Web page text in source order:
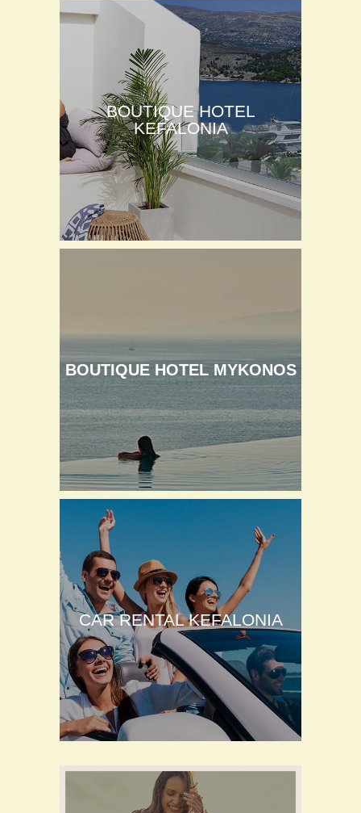
BOUTIQUE HOTEL
KEFALONIA
BOUTIQUE HOTEL MYKONOS
CAR RENTAL KEFALONIA